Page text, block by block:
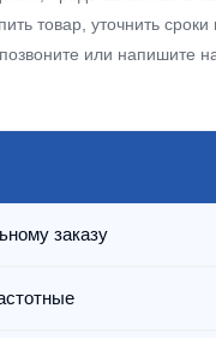
заказу
товар, уточнить сроки
или напишите